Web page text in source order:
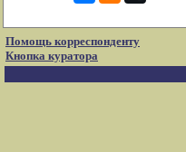
Помощь корреспонденту
Кнопка куратора